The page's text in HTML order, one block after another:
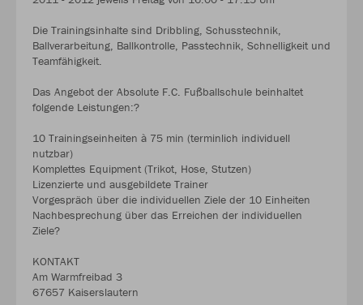
Die Trainingsinhalte sind Dribbling, Schusstechnik,
Ballverarbeitung, Ballkontrolle, Passtechnik, Schnelligkeit und
Teamfähigkeit.
Das Angebot der Absolute F.C. Fußballschule beinhaltet
folgende Leistungen:?
10 Trainingseinheiten à 75 min (terminlich individuell
nutzbar)
Komplettes Equipment (Trikot, Hose, Stutzen)
Lizenzierte und ausgebildete Trainer
Vorgespräch über die individuellen Ziele der 10 Einheiten
Nachbesprechung über das Erreichen der individuellen
Ziele?
KONTAKT
Am Warmfreibad 3
67657 Kaiserslautern